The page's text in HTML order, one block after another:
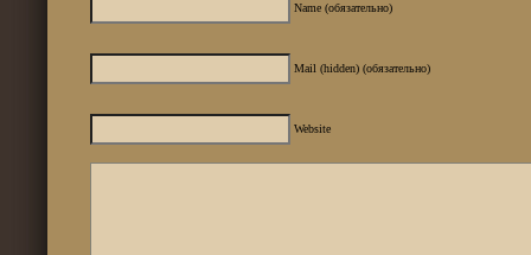
Name (обязательно)
Mail (hidden) (обязательно)
Website